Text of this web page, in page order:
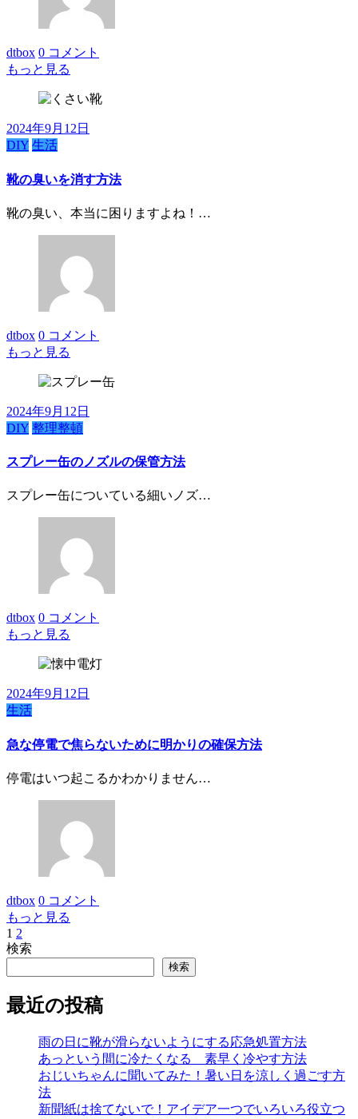
dtbox 0 コメント
もっと見る
2024年9月12日
DIY 生活
靴の臭いを消す方法
靴の臭い、本当に困りますよね！…
dtbox 0 コメント
もっと見る
2024年9月12日
DIY 整理整頓
スプレー缶のノズルの保管方法
スプレー缶についている細いノズ…
dtbox 0 コメント
もっと見る
2024年9月12日
生活
急な停電で焦らないために明かりの確保方法
停電はいつ起こるかわかりません…
dtbox 0 コメント
もっと見る
投
稿
ペ
1 2
検索
検索
最近の投稿
雨の日に靴が滑らないようにする応急処置方法
あっという間に冷たくなる 素早く冷やす方法
おじいちゃんに聞いてみた！暑い日を涼しく過ごす方
法
新聞紙は捨てないで！アイデア一つでいろいろ役立つ